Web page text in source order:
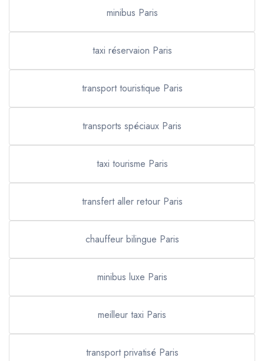
minibus Paris
taxi réservaion Paris
transport touristique Paris
transports spéciaux Paris
taxi tourisme Paris
transfert aller retour Paris
chauffeur bilingue Paris
minibus luxe Paris
meilleur taxi Paris
transport privatisé Paris